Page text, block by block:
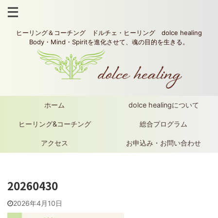
ヒーリング＆コーチング ドルチェ・ヒーリング dolce healing
Body・Mind・Spiritを進化させて、魂の目的を生きる。
ホーム dolce healingについて
ヒーリング&コーチング 総合プログラム
アクセス お申込み・お問い合わせ
20260430
2026年4月10日